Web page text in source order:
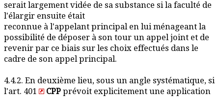
serait largement vidée de sa substance si la faculté de
l'élargir ensuite était
reconnue à l'appelant principal en lui ménageant la
possibilité de déposer à son tour un appel joint et de
revenir par ce biais sur les choix effectués dans le
cadre de son appel principal.
4.4.2. En deuxième lieu, sous un angle systématique, si
l'art. 401
CPP prévoit explicitement une application